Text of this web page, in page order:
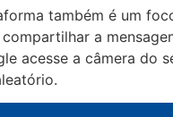
também é um
a
acesse a câmera do